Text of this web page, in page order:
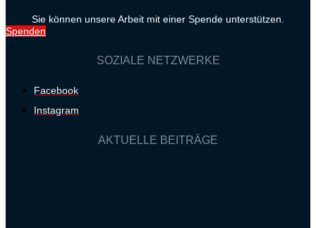
Sie können unsere Arbeit mit einer Spende unterstützen.
Spenden
SOZIALE NETZWERKE
Facebook
Instagram
AKTUELLE BEITRÄGE